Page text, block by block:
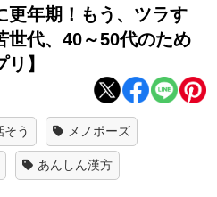
更年期！もう、ツラす
世代、40～50代のため
】
う メノポーズ
あんしん漢方